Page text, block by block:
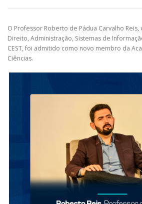
O Professor Roberto de Pádua Carvalho
Direito, Administração, Sistemas de
CEST, foi admitido como novo membro da
Ciências.